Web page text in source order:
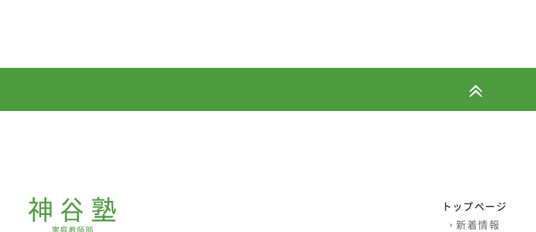
トップページ
› 新着情報